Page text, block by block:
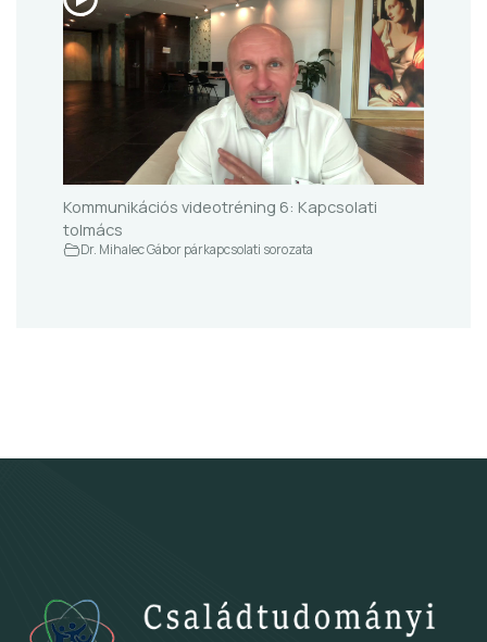
Kommunikációs videotréning 6: Kapcsolati
tolmács
Dr. Mihalec Gábor párkapcsolati sorozata